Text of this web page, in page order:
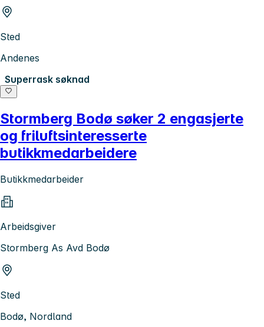
Sted
Andenes
Superrask søknad
Stormberg Bodø søker 2 engasjerte
og friluftsinteresserte
butikkmedarbeidere
Butikkmedarbeider
Arbeidsgiver
Stormberg As Avd Bodø
Sted
Bodø, Nordland